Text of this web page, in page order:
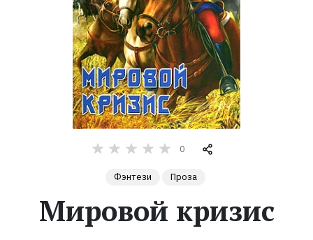
обсуждаемые
Экранизации
0
Фэнтези Проза
Мировой кризис